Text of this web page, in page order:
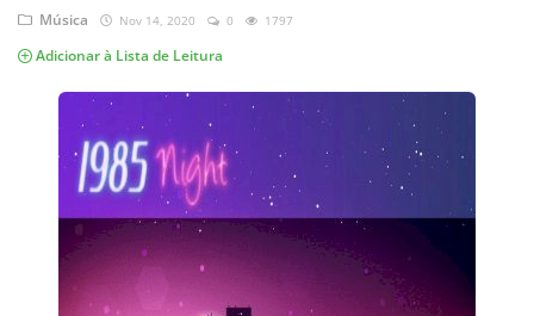
Games
Web
Jogos hoje na TV
Música Nov 14, 2020 0 1797
Adicionar à Lista de Leitura